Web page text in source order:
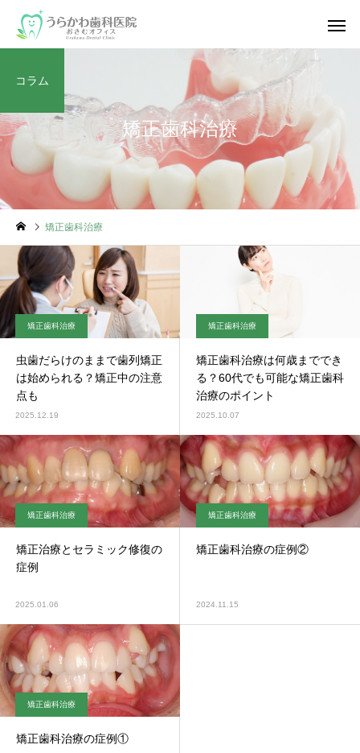
矯正歯科治療
コラム
矯正歯科治療
矯正歯科治療
虫歯だらけのままで歯列矯正
は始められる？矯正中の注意
点も
2025.12.19
矯正歯科治療
矯正歯科治療は何歳まででき
る？60代でも可能な矯正歯科
治療のポイント
2025.10.07
矯正歯科治療
矯正治療とセラミック修復の
症例
2025.01.06
矯正歯科治療
矯正歯科治療の症例②
2024.11.15
矯正歯科治療
矯正歯科治療の症例①